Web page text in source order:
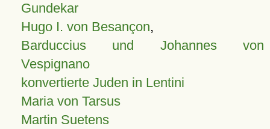
Gundekar
Hugo I. von Besançon,
Barduccius und Johannes von
Vespignano
konvertierte Juden in Lentini
Maria von Tarsus
Martin Suetens